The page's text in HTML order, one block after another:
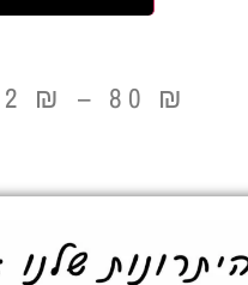
80 ₪
–
₪